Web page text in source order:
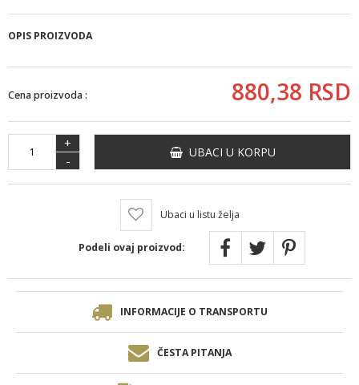
OPIS PROIZVODA
Cena proizvoda : 880,38 RSD
+
-
UBACI U KORPU
Ubaci u listu želja
Podeli ovaj proizvod:
INFORMACIJE O TRANSPORTU
ČESTA PITANJA